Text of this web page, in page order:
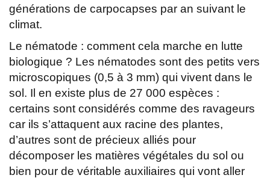
générations de carpocapses par an suivant le
climat.
Le nématode : comment cela marche en lutte
biologique ? Les nématodes sont des petits vers
microscopiques (0,5 à 3 mm) qui vivent dans le
sol. Il en existe plus de 27 000 espèces :
certains sont considérés comme des ravageurs
car ils s’attaquent aux racine des plantes,
d’autres sont de précieux alliés pour
décomposer les matières végétales du sol ou
bien pour de véritable auxiliaires qui vont aller